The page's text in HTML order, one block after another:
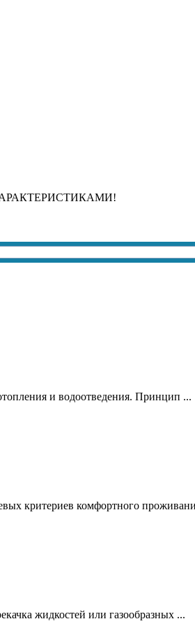
и водоотведения. Принцип ...
критериев комфортного
жидкостей или газообразных ...